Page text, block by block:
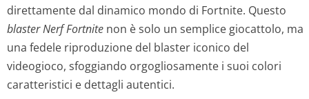
direttamente dal dinamico mondo di Fortnite. Questo
blaster Nerf Fortnite non è solo un semplice giocattolo, ma
una fedele riproduzione del blaster iconico del
videogioco, sfoggiando orgogliosamente i suoi colori
caratteristici e dettagli autentici.